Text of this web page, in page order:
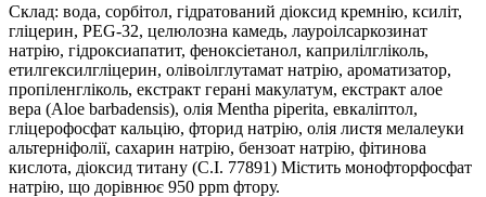
Склад: вода, сорбітол, гідратований діоксид кремнію, ксиліт,
гліцерин, PEG-32, целюлозна камедь, лауроілсаркозинат
натрію, гідроксиапатит, феноксіетанол, каприлілгліколь,
етилгексилгліцерин, олівоілглутамат натрію, ароматизатор,
пропіленгліколь, екстракт герані макулатум, екстракт алое
вера (Aloe barbadensis), олія Mentha piperita, евкаліптол,
гліцерофосфат кальцію, фторид натрію, олія листя мелалеуки
альтерніфолії, сахарин натрію, бензоат натрію, фітинова
кислота, діоксид титану (C.I. 77891) Містить монофторфосфат
натрію, що дорівнює 950 ppm фтору.